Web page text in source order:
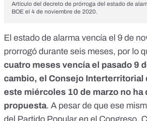
Artículo del decreto de prórroga del estado de
BOE el 4 de noviembre de 2020.
El estado de alarma vencía el 9 de
prorrogó durante seis meses, por lo
cuatro meses vencía el pasado 9
cambio, el Consejo Interterritorial
este miércoles 10 de marzo no ha
propuesta. A pesar de que ese